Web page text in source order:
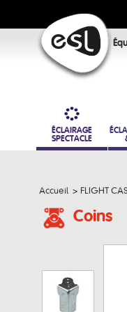
ÉCLAIRAGE
SPECTACLE
Accueil > FLIGHT
Coins